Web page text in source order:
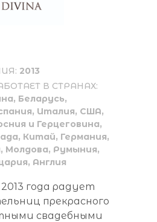
года радует
прекрасного
свадебными
2013
В СТРАНАХ:
Беларусь,
Италия, США,
и Герцеговина,
Китай, Германия,
Молдова, Румыния,
Англия